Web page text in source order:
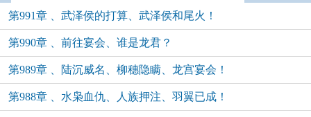
第991章 、武泽侯的打算、武泽侯和尾火！
第990章 、前往宴会、谁是龙君？
第989章 、陆沉威名、柳穗隐瞒、龙宫宴会！
第988章 、水枭血仇、人族押注、羽翼已成！